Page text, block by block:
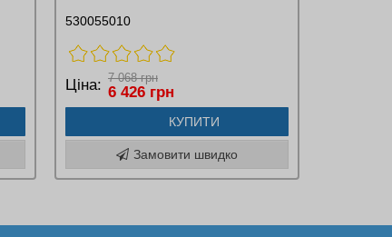
530055010
Ціна: 7 068 грн
6 426 грн
КУПИТИ
Замовити швидко